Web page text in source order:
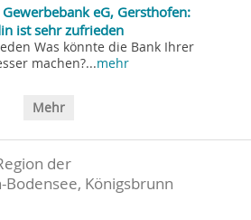
eG, Gersthofen:
ist sehr zufrieden
Was könnte die Bank Ihrer
machen?...mehr
Mehr
der
Bodensee, Königsbrunn